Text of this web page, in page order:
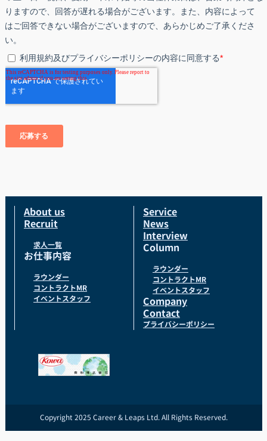
About us
Recruit
求人一覧
お仕事内容
ラウンダー
コントラクトMR
イベントスタッフ
Service
News
Interview
Column
ラウンダー
コントラクトMR
イベントスタッフ
Company
Contact
プライバシーポリシー
Copyright 2025 Career & Leaps Ltd. All Rights Reserved.